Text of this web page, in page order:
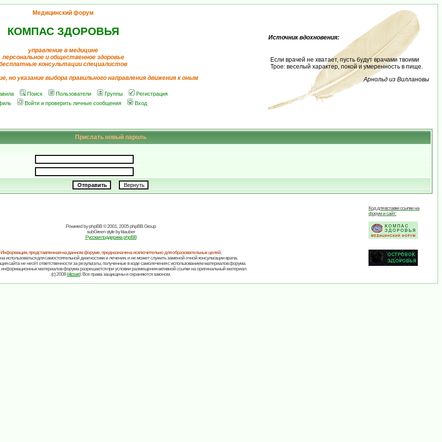
Медицинский форум
КОМПАС ЗДОРОВЬЯ
управление в медицине
персональное и общественное здоровье
консультации специалистов
но указание выбора правильного направления движения к оным
Поиск Пользователи Группы
Регистрация
Войти и проверить личные сообщения Вход
Источник вдохновения:
Если врачей не хватает, пусть будут врачами твоими
Трое: веселый характер, покой и умеренность в пище.
Арнольд из Виллановы
Прислать новый пароль
Powered byphpBB© 2001, 2005 phpBB Group
subGreen style byktauber
Русская поддержка phpBB
Код для вставки ссылки на
форум и сайт:
Информация, представленная на данном форуме, предназначена исключительно для образовательных целей,
использоваться для самостоятельной диагностики и лечения, и не может служить заменой очной консультации врача.
сайта не несёт ответственности за результаты, полученные в ходе самолечения с использованием материалов форума.
информационных материалов форума разрешается при условии размещения активной ссылки на оригинальный материал.
(c) 2008blizzard. Все права защищены и охраняются законом.